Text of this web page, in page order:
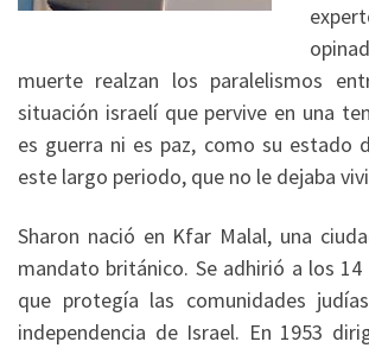
muerte realzan los paralelismos
situación israelí que pervive en una
es guerra ni es paz, como su estado
este largo periodo, que no le dejaba
Sharon nació en Kfar Malal, una
mandato británico. Se adhirió a los
que protegía las comunidades
independencia de Israel. En 1953